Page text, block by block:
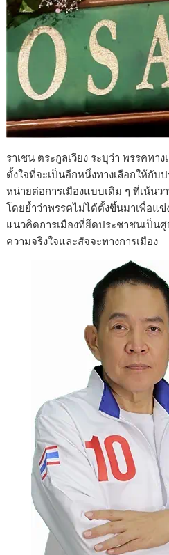
ราเชน ตระกูลเวียง ระบุว่า พรรคทา
ตั้งใจที่จะเป็นอีกหนึ่งทางเลือกให้กับ
หน่ายต่อการเมืองแบบเดิม ๆ ที่เน้นว
โดยย้ำว่าพรรคไม่ได้ตั้งขึ้นมาเพื่อแ
แนวคิดการเมืองที่ยึดประชาชนเป็น
ความจริงใจและสัจจะทางการเมือง